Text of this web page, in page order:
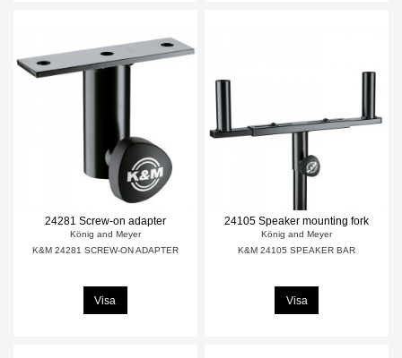
24281 Screw-on adapter
König and Meyer
K&M 24281 SCREW-ON ADAPTER
Visa
24105 Speaker mounting fork
König and Meyer
K&M 24105 SPEAKER BAR
Visa